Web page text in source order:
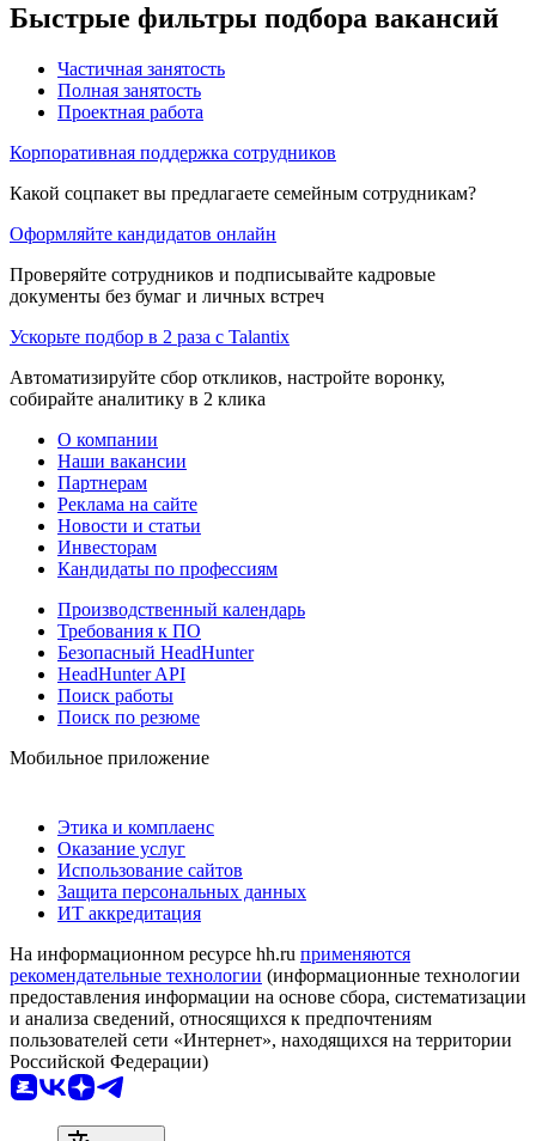
Быстрые фильтры подбора вакансий
Частичная занятость
Полная занятость
Проектная работа
Корпоративная поддержка сотрудников
Какой соцпакет вы предлагаете семейным сотрудникам?
Оформляйте кандидатов онлайн
Проверяйте сотрудников и подписывайте кадровые
документы без бумаг и личных встреч
Ускорьте подбор в 2 раза с Talantix
Автоматизируйте сбор откликов, настройте воронку,
собирайте аналитику в 2 клика
О компании
Наши вакансии
Партнерам
Реклама на сайте
Новости и статьи
Инвесторам
Кандидаты по профессиям
Производственный календарь
Требования к ПО
Безопасный HeadHunter
HeadHunter API
Поиск работы
Поиск по резюме
Мобильное приложение
Этика и комплаенс
Оказание услуг
Использование сайтов
Защита персональных данных
ИТ аккредитация
На информационном ресурсе hh.ru применяются
рекомендательные технологии (информационные технологии
предоставления информации на основе сбора, систематизации
и анализа сведений, относящихся к предпочтениям
пользователей сети «Интернет», находящихся на территории
Российской Федерации)